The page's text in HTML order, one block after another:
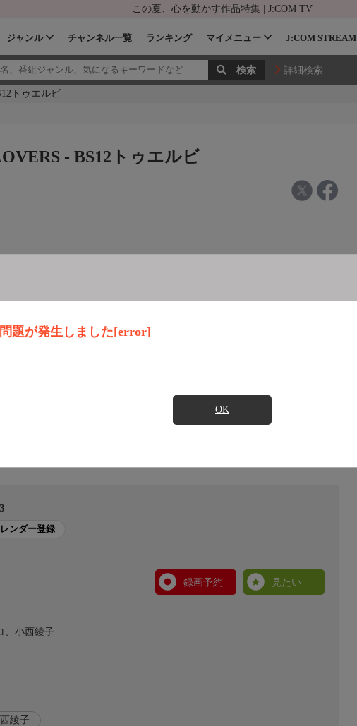
この夏、心を動かす作品特集 | J:COM TV
ジャンル チャンネル一覧 ランキング マイメニュー J:COM STREAM
詳細検索
トゥエルビ
題が発生しました[error]
OK
- BS12トゥエルビ
ンダー登録
録画予約
見たい
、小西綾子
綾子